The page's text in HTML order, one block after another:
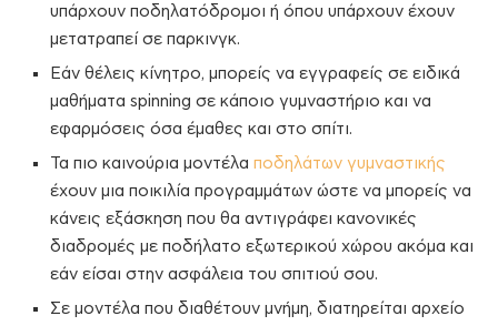
υπάρχουν ποδηλατόδρομοι ή όπου υπάρχουν έχουν
μετατραπεί σε παρκινγκ.
Εάν θέλεις κίνητρο, μπορείς να εγγραφείς σε ειδικά
μαθήματα spinning σε κάποιο γυμναστήριο και να
εφαρμόσεις όσα έμαθες και στο σπίτι.
Τα πιο καινούρια μοντέλα ποδηλάτων γυμναστικής
έχουν μια ποικιλία προγραμμάτων ώστε να μπορείς να
κάνεις εξάσκηση που θα αντιγράφει κανονικές
διαδρομές με ποδήλατο εξωτερικού χώρου ακόμα και
εάν είσαι στην ασφάλεια του σπιτιού σου.
Σε μοντέλα που διαθέτουν μνήμη, διατηρείται αρχείο